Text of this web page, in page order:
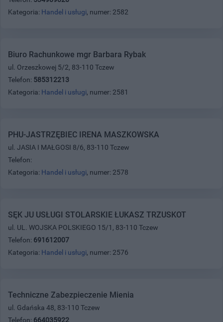
Kategoria: Handel i usługi, numer: 2582
Biuro Rachunkowe mgr Barbara Rybak
ul. Orzeszkowej 5/2, 83-110 Tczew
Telefon: 585312213
Kategoria: Handel i usługi, numer: 2581
PHU-JASTRZĘBIEC IRENA MASZKOWSKA
ul. JASIA I MAŁGOSI 8/6, 83-110 Tczew
Telefon:
Kategoria: Handel i usługi, numer: 2578
SĘK JU USŁUGI STOLARSKIE ŁUKASZ TRZUSKOT
ul. UL. WOJSKA POLSKIEGO 15/1, 83-110 Tczew
Telefon: 691612007
Kategoria: Handel i usługi, numer: 2576
Techniczne Zabezpieczenie Mienia
ul. Gdańska 48, 83-110 Tczew
Telefon: 664035922